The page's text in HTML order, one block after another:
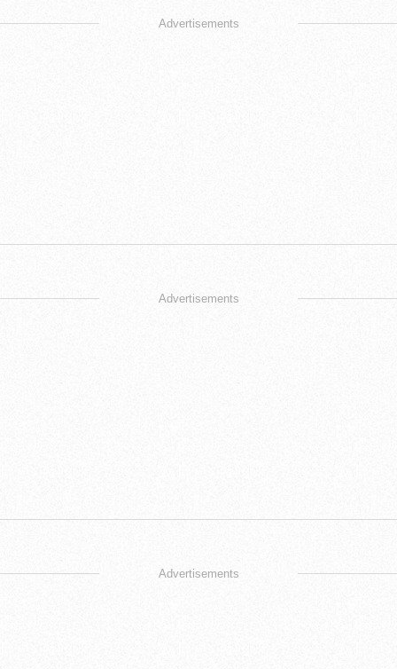
Advertisements
Advertisements
Advertisements